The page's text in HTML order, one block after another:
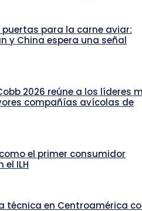
para la carne aviar:
y China espera una señal
2026 reúne a los líderes
compañías avícolas de
el primer consumidor
ILH
técnica en Centroamérica